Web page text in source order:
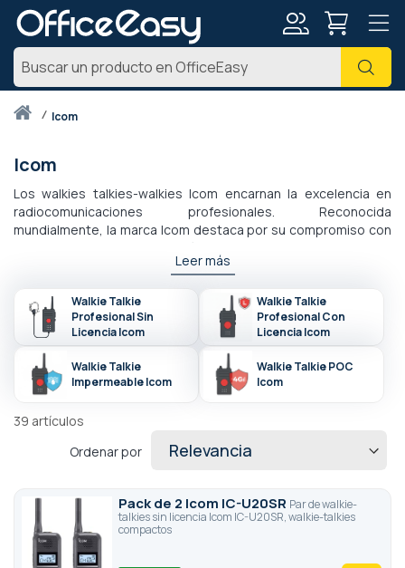
Inicioicom
Icom
Los walkies talkies-walkies Icom encarnan la excelencia en
radiocomunicaciones profesionales. Reconocida
mundialmente, la marca Icom destaca por su compromiso con
campo, misiones de seguridad o necesidades comerciales
inigualable. Con un diseño robusto y características
avanzadas, cada equipo de comunicaciones duradero de Icom
satisface las demandas de los entornos más exigentes.
Descubra soluciones adaptadas a sus necesidades para una
comunicación clara y eficaz en todas las circunstancias.
Leer más
Walkie Talkie
Profesional Sin
Licencia Icom
Walkie Talkie
Profesional Con
Licencia Icom
Walkie Talkie
Impermeable Icom
Walkie Talkie POC
Icom
39 artículos
Ordenar por
Pack de 2 Icom IC-U20SR Par de walkie-
talkies sin licencia Icom IC-U20SR, walkie-talkies
compactos